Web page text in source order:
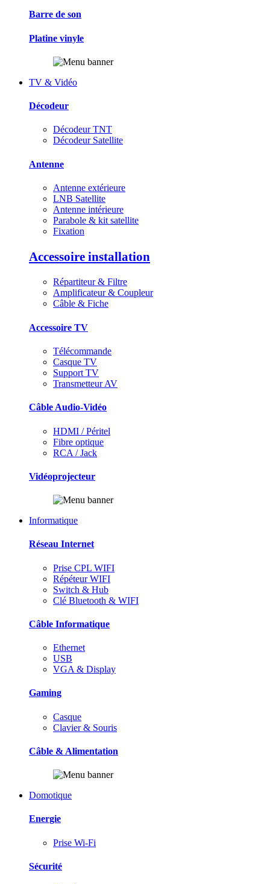
Barre de son
Platine vinyle
TV & Vidéo
Décodeur
Décodeur TNT
Décodeur Satellite
Antenne
Antenne extérieure
LNB Satellite
Antenne intérieure
Parabole & kit satellite
Fixation
Accessoire installation
Répartiteur & Filtre
Amplificateur & Coupleur
Câble & Fiche
Accessoire TV
Télécommande
Casque TV
Support TV
Transmetteur AV
Câble Audio-Vidéo
HDMI / Péritel
Fibre optique
RCA / Jack
Vidéoprojecteur
Informatique
Réseau Internet
Prise CPL WIFI
Répéteur WIFI
Switch & Hub
Clé Bluetooth & WIFI
Câble Informatique
Ethernet
USB
VGA & Display
Gaming
Casque
Clavier & Souris
Câble & Alimentation
Domotique
Energie
Prise Wi-Fi
Sécurité